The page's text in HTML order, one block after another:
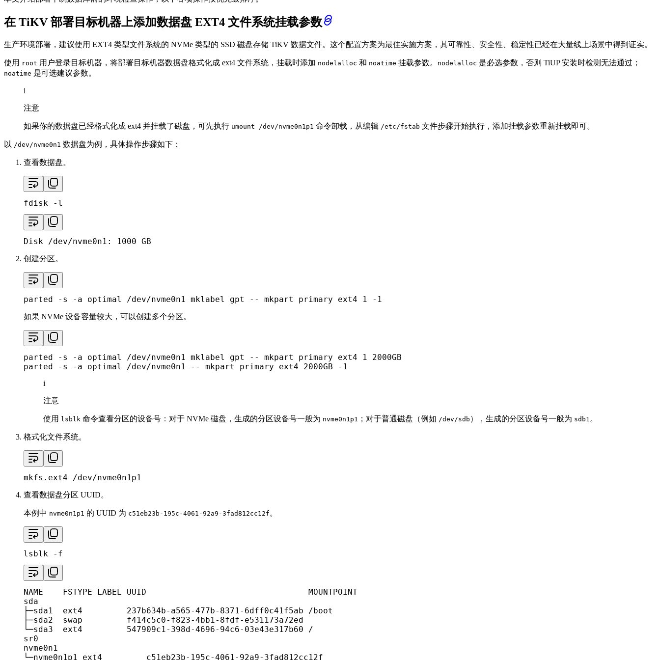
在 TiKV 部署目标机器上添加数据盘 EXT4 文件系统挂载参数
生产环境部署，建议使用 EXT4 类型文件系统的 NVMe 类型的 SSD 磁盘存储 TiKV 数据文件。这个配置方案为最佳实施方案，其可靠性、安全性、稳定性已经在大量线上场景中得到证实。
使用 root 用户登录目标机器，将部署目标机器数据盘格式化成 ext4 文件系统，挂载时添加 nodelalloc 和 noatime 挂载参数。 nodelalloc 是必选参数，否则 TiUP 安装时检测无法通过；
noatime 是可选建议参数。
i
注意
如果你的数据盘已经格式化成 ext4 并挂载了磁盘，可先执行 umount /dev/nvme0n1p1 命令卸载，从编辑 /etc/fstab 文件步骤开始执行，添加挂载参数重新挂载即可。
以 /dev/nvme0n1 数据盘为例，具体操作步骤如下：
查看数据盘。
fdisk -l
Disk /dev/nvme0n1: 1000 GB
创建分区。
parted -s -a optimal /dev/nvme0n1 mklabel gpt -- mkpart primary ext4 1 -1
如果 NVMe 设备容量较大，可以创建多个分区。
parted -s -a optimal /dev/nvme0n1 mklabel gpt -- mkpart primary ext4 1 2000GB
parted -s -a optimal /dev/nvme0n1 -- mkpart primary ext4 2000GB -1
i
注意
使用 lsblk 命令查看分区的设备号：对于 NVMe 磁盘，生成的分区设备号一般为 nvme0n1p1 ；对于普通磁盘（例如 /dev/sdb ），生成的分区设备号一般为 sdb1 。
格式化文件系统。
mkfs.ext4 /dev/nvme0n1p1
查看数据盘分区 UUID。
本例中 nvme0n1p1 的 UUID 为 c51eb23b-195c-4061-92a9-3fad812cc12f 。
lsblk -f
NAME    FSTYPE LABEL UUID                                 MOUNTPOINT
sda
├─sda1  ext4         237b634b-a565-477b-8371-6dff0c41f5ab /boot
├─sda2  swap         f414c5c0-f823-4bb1-8fdf-e531173a72ed
└─sda3  ext4         547909c1-398d-4696-94c6-03e43e317b60 /
sr0
nvme0n1
└─nvme0n1p1 ext4         c51eb23b-195c-4061-92a9-3fad812cc12f